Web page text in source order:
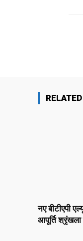
नए बीटीएपी
आपूर्ति